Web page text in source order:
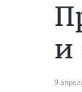
и
9